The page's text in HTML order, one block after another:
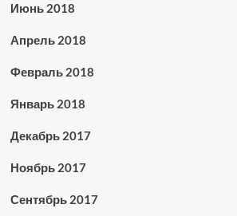
Июнь 2018
Апрель 2018
Февраль 2018
Январь 2018
Декабрь 2017
Ноябрь 2017
Сентябрь 2017